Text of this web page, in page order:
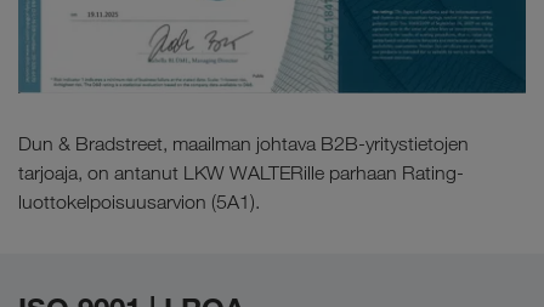
Dun & Bradstreet, maailman johtava B2B-yritystietojen
tarjoaja, on antanut LKW WALTERille parhaan Rating-
luottokelpoisuusarvion (5A1).